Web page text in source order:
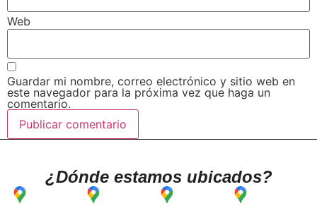
Web
Guardar mi nombre, correo electrónico y sitio web en
este navegador para la próxima vez que haga un
comentario.
¿Dónde estamos ubicados?